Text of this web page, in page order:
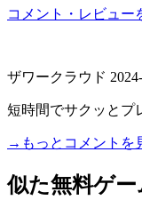
コメント・レビュー
ザワークラウド
短時間でサクッとプ
→もっとコメントを
似た無料ゲー